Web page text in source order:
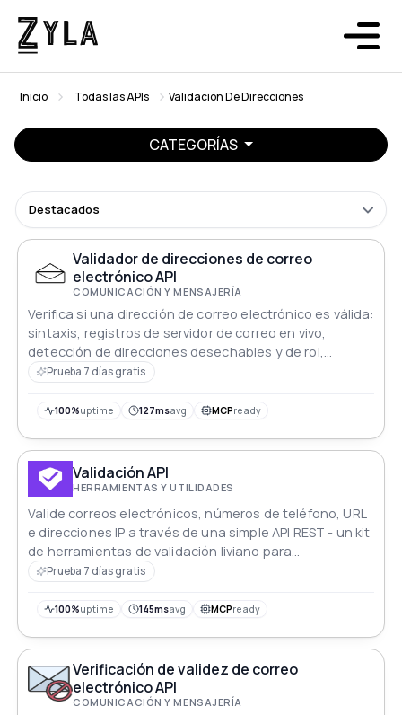
Inicio Todas las APIs Validación De Direcciones
CATEGORÍAS
Destacados
Validador de direcciones de correo
electrónico API
COMUNICACIÓN Y MENSAJERÍA
Verifica si una dirección de correo electrónico es válida:
sintaxis, registros de servidor de correo en vivo,
detección de direcciones desechables y de rol,
sugerencias de errores tipográficos y una puntuación
Prueba 7 días gratis
100%uptime 127msavg MCPready
Validación API
HERRAMIENTAS Y UTILIDADES
Valide correos electrónicos, números de teléfono, URL
e direcciones IP a través de una simple API REST - un kit
de herramientas de validación liviano para
desarrolladores
Prueba 7 días gratis
100%uptime 145msavg MCPready
Verificación de validez de correo
electrónico API
COMUNICACIÓN Y MENSAJERÍA